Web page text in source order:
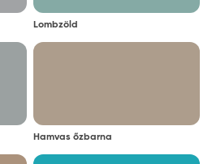
Lombzöld
Hamvas őzbarna